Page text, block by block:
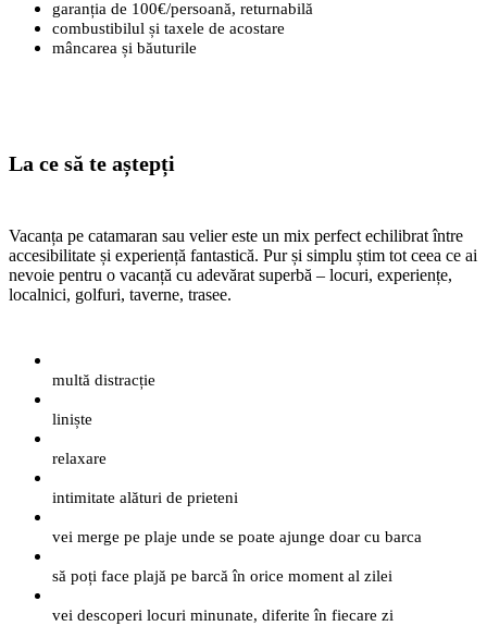
garanția de 100€/persoană, returnabilă
combustibilul și taxele de acostare
mâncarea și băuturile
La ce să te aștepți
Vacanța pe catamaran sau velier este un mix perfect echilibrat între
accesibilitate și experiență fantastică. Pur și simplu știm tot ceea ce ai
nevoie pentru o vacanță cu adevărat superbă – locuri, experiențe,
localnici, golfuri, taverne, trasee.
multă distracție
liniște
relaxare
intimitate alături de prieteni
vei merge pe plaje unde se poate ajunge doar cu barca
să poți face plajă pe barcă în orice moment al zilei
vei descoperi locuri minunate, diferite în fiecare zi